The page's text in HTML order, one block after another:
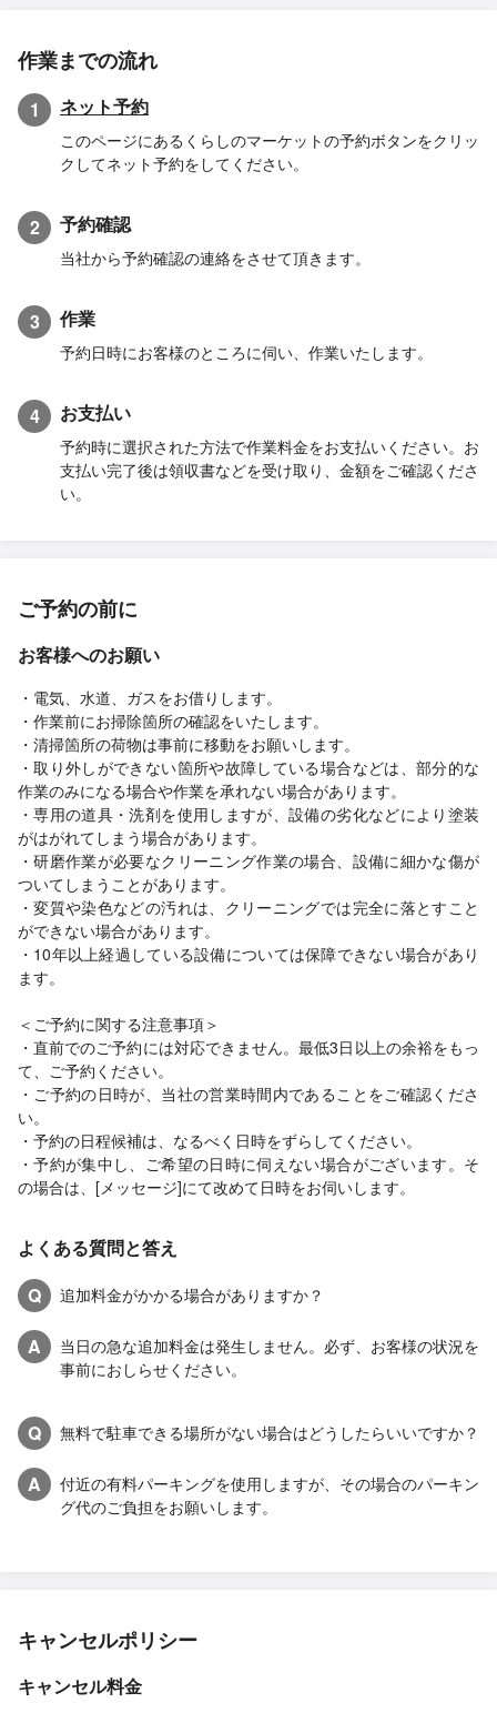
作業までの流れ
1 ネット予約
このページにあるくらしのマーケットの予約ボタンをクリッ
クしてネット予約をしてください。
2 予約確認
当社から予約確認の連絡をさせて頂きます。
3 作業
予約日時にお客様のところに伺い、作業いたします。
4 お支払い
予約時に選択された方法で作業料金をお支払いください。お
支払い完了後は領収書などを受け取り、金額をご確認くださ
い。
ご予約の前に
お客様へのお願い
・電気、水道、ガスをお借りします。
・作業前にお掃除箇所の確認をいたします。
・清掃箇所の荷物は事前に移動をお願いします。
・取り外しができない箇所や故障している場合などは、部分的な
作業のみになる場合や作業を承れない場合があります。
・専用の道具・洗剤を使用しますが、設備の劣化などにより塗装
がはがれてしまう場合があります。
・研磨作業が必要なクリーニング作業の場合、設備に細かな傷が
ついてしまうことがあります。
・変質や染色などの汚れは、クリーニングでは完全に落とすこと
ができない場合があります。
・10年以上経過している設備については保障できない場合があり
ます。
＜ご予約に関する注意事項＞
・直前でのご予約には対応できません。最低3日以上の余裕をもっ
て、ご予約ください。
・ご予約の日時が、当社の営業時間内であることをご確認くださ
い。
・予約の日程候補は、なるべく日時をずらしてください。
・予約が集中し、ご希望の日時に伺えない場合がございます。そ
の場合は、[メッセージ]にて改めて日時をお伺いします。
よくある質問と答え
Q
追加料金がかかる場合がありますか？
A
当日の急な追加料金は発生しません。必ず、お客様の状況を
事前におしらせください。
Q 無料で駐車できる場所がない場合はどうしたらいいですか？
A
付近の有料パーキングを使用しますが、その場合のパーキン
グ代のご負担をお願いします。
キャンセルポリシー
キャンセル料金